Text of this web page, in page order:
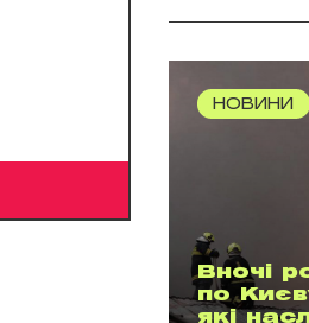
НОВИНИ
Вночі
по
які